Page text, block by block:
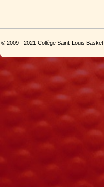
© 2009 - 2021 Collège Saint-Louis Basket